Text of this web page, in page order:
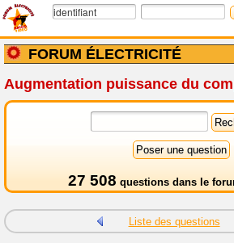
FORUM ÉLECTRICITÉ
Augmentation puissance du
27 508 questions dans le
Liste des questions